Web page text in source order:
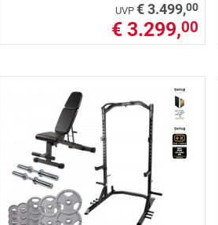
UVP € 3.499,00
€ 3.299,00